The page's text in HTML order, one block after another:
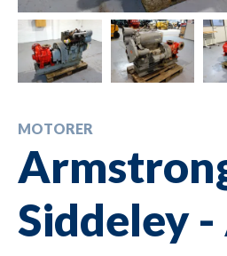
MOTORER
Siddeley -